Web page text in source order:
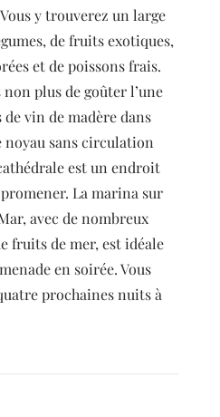
y trouverez un large
de fruits exotiques,
et de poissons frais.
non plus de goûter l’une
de vin de madère dans
noyau sans circulation
est un endroit
La marina sur
avec de nombreux
fruits de mer, est idéale
en soirée. Vous
prochaines nuits à